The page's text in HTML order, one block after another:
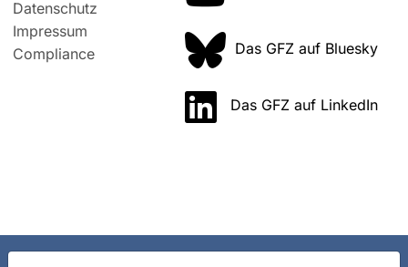
Datenschutz
Impressum
Compliance
Das GFZ auf Bluesky
Das GFZ auf LinkedIn